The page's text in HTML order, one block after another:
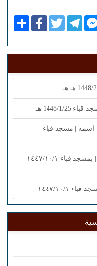
ShareFacebookTwitterTelegram
Messenger
1/25 هـ
اسمه | مسجد قباء
خطبة عيد الفطر المبارك ١٤٤٧ هـ | بمسجد قباء ١٤٤٧/١٠/١
١٤٤٧/١٠/١